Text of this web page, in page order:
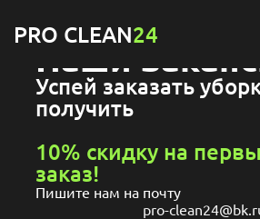
PRO CLEAN24
Наши
Успей заказать
получить
10% скидку на
заказ!
Пишите нам на почту
pro-